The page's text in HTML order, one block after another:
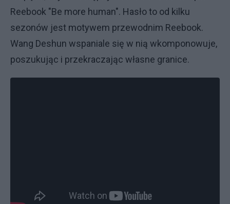
Reebook "Be more human". Hasło to od kilku
sezonów jest motywem przewodnim Reebook.
Wang Deshun wspaniale się w nią wkomponowuje,
poszukując i przekraczając własne granice.